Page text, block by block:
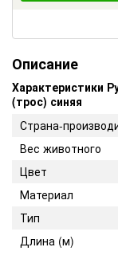
Описание
Характеристики
(трос) синяя
Страна-
Вес животного
Цвет
Материал
Тип
Длина (м)